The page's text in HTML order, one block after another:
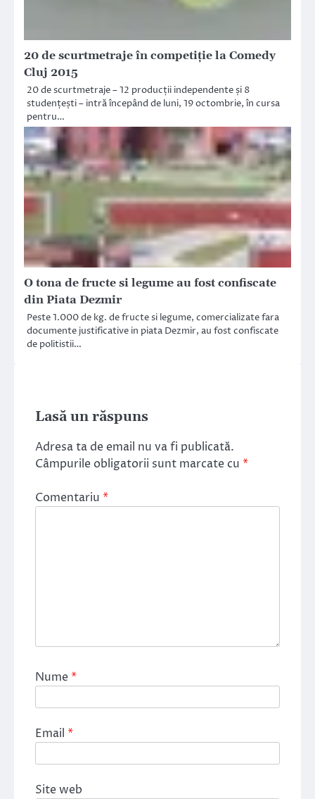
20 de scurtmetraje în competiție la Comedy
Cluj 2015
20 de scurtmetraje – 12 producții independente și 8
studențești – intră începând de luni, 19 octombrie, în cursa
pentru…
O tona de fructe si legume au fost confiscate
din Piata Dezmir
Peste 1.000 de kg. de fructe si legume, comercializate fara
documente justificative in piata Dezmir, au fost confiscate
de politistii…
Lasă un răspuns
Adresa ta de email nu va fi publicată.
Câmpurile obligatorii sunt marcate cu *
Comentariu *
Nume*
Email *
Site web